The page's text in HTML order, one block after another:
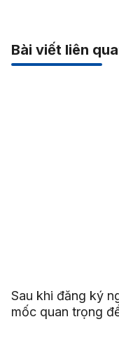
Bài viết liên
Sau khi đăng ký
mốc quan trọng